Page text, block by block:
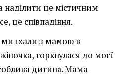
це містичним
це співпадіння.
ми їхали з мамою в
торкнулася до моєї
дитина. Мама